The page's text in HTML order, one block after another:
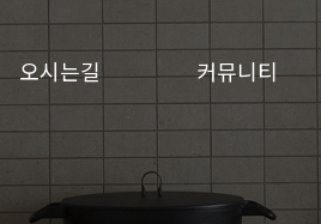
오시는길 커뮤니티